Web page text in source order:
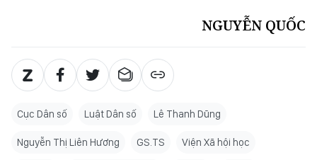
NGUYỄN QUỐC
Cục Dân số Luật Dân số Lê Thanh Dũng
Nguyễn Thị Liên Hương GS.TS Viện Xã hội học